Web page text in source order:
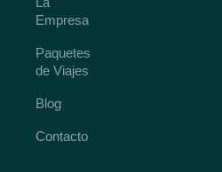
Empresa
Paquetes
de Viajes
Blog
Contacto